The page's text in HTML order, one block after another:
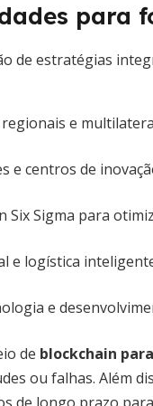
para
de estratégias
regionais e
e centros de
Six Sigma para
e logística
e
de blockchain
ou falhas. Além